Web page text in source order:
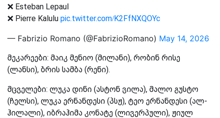
❌ Esteban Lepaul
❌ Pierre Kalulu pic.twitter.com/K2FfNXQOYc
— Fabrizio Romano (@FabrizioRomano) May 14, 2026
მეკარეები: მაიკ მენიო (მილანი), რობინ რისე
(ლანსი), ბრის სამბა (რენი).
მცველები: ლუკა დინი (ასტონ ვილა), მალო გუსტო
(ჩელსი), ლუკა ერნანდესი (პსჟ), ტეო ერნანდესი (ალ-
ჰილალი), იბრაჰიმა კონატე (ლივერპული), ჟიულ